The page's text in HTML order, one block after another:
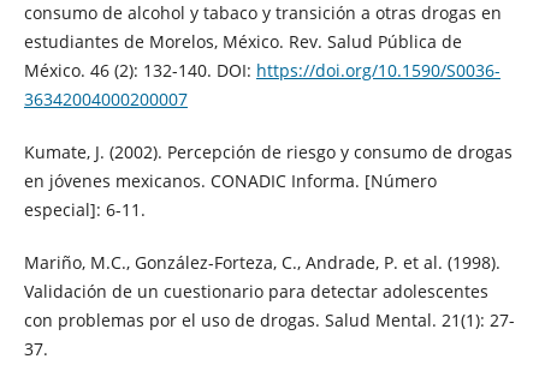
consumo de alcohol y tabaco y transición a otras drogas en
estudiantes de Morelos, México. Rev. Salud Pública de
México. 46 (2): 132-140. DOI: https://doi.org/10.1590/S0036-
36342004000200007
Kumate, J. (2002). Percepción de riesgo y consumo de drogas
en jóvenes mexicanos. CONADIC Informa. [Número
especial]: 6-11.
Mariño, M.C., González-Forteza, C., Andrade, P. et al. (1998).
Validación de un cuestionario para detectar adolescentes
con problemas por el uso de drogas. Salud Mental. 21(1): 27-
37.